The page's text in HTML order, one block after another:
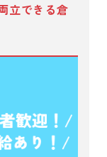
立できる倉